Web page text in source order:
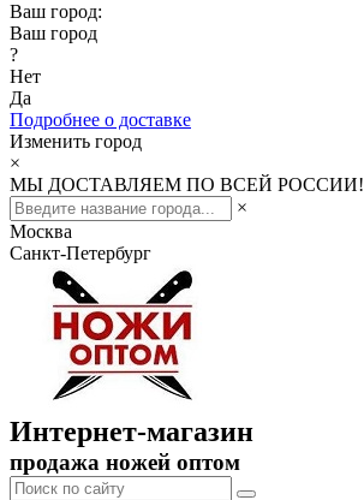
Ваш город:
Ваш город
?
Нет
Да
Подробнее о доставке
Изменить город
×
МЫ ДОСТАВЛЯЕМ ПО ВСЕЙ РОССИИ!
×
Москва
Санкт-Петербург
Интернет-магазин
продажа ножей оптом